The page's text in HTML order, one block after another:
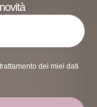
dei miei dati